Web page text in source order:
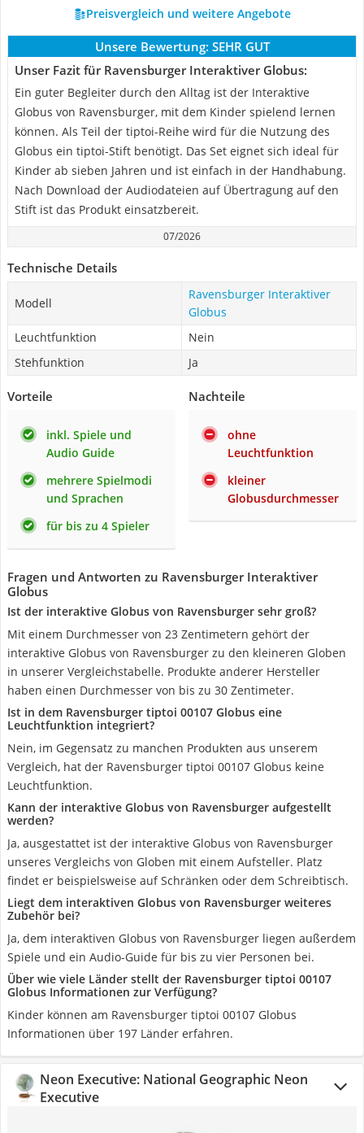
Preisvergleich und weitere Angebote
Unsere Bewertung: SEHR GUT
Unser Fazit für Ravensburger Interaktiver Globus:
Ein guter Begleiter durch den Alltag ist der Interaktive
Globus von Ravensburger, mit dem Kinder spielend lernen
können. Als Teil der tiptoi-Reihe wird für die Nutzung des
Globus ein tiptoi-Stift benötigt. Das Set eignet sich ideal für
Kinder ab sieben Jahren und ist einfach in der Handhabung.
Nach Download der Audiodateien auf Übertragung auf den
Stift ist das Produkt einsatzbereit.
07/2026
Technische Details
Modell
Ravensburger Interaktiver
Globus
Leuchtfunktion
Nein
Stehfunktion
Ja
Vorteile
inkl. Spiele und
Audio Guide
mehrere Spielmodi
und Sprachen
für bis zu 4 Spieler
Nachteile
ohne
Leuchtfunktion
kleiner
Globusdurchmesser
Fragen und Antworten zu Ravensburger Interaktiver
Globus
Ist der interaktive Globus von Ravensburger sehr groß?
Mit einem Durchmesser von 23 Zentimetern gehört der
interaktive Globus von Ravensburger zu den kleineren Globen
in unserer Vergleichstabelle. Produkte anderer Hersteller
haben einen Durchmesser von bis zu 30 Zentimeter.
Ist in dem Ravensburger tiptoi 00107 Globus eine
Leuchtfunktion integriert?
Nein, im Gegensatz zu manchen Produkten aus unserem
Vergleich, hat der Ravensburger tiptoi 00107 Globus keine
Leuchtfunktion.
Kann der interaktive Globus von Ravensburger aufgestellt
werden?
Ja, ausgestattet ist der interaktive Globus von Ravensburger
unseres Vergleichs von Globen mit einem Aufsteller. Platz
findet er beispielsweise auf Schränken oder dem Schreibtisch.
Liegt dem interaktiven Globus von Ravensburger weiteres
Zubehör bei?
Ja, dem interaktiven Globus von Ravensburger liegen außerdem
Spiele und ein Audio-Guide für bis zu vier Personen bei.
Über wie viele Länder stellt der Ravensburger tiptoi 00107
Globus Informationen zur Verfügung?
Kinder können am Ravensburger tiptoi 00107 Globus
Informationen über 197 Länder erfahren.
Neon Executive: National Geographic Neon
Executive